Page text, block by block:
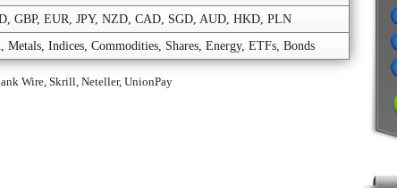
GBP, EUR, JPY, NZD, CAD, SGD, AUD, HKD, PLN
Metals, Indices, Commodities, Shares, Energy, ETFs, Bonds
Wire, Skrill, Neteller, UnionPay